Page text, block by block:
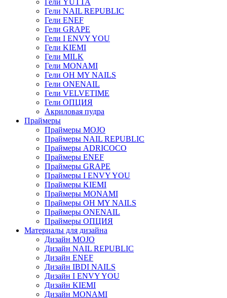
Гели YUTTA
Гели NAIL REPUBLIC
Гели ENEF
Гели GRAPE
Гели I ENVY YOU
Гели KIEMI
Гели MILK
Гели MONAMI
Гели OH MY NAILS
Гели ONENAIL
Гели VELVETIME
Гели ОПЦИЯ
Акриловая пудра
Праймеры
Праймеры MOJO
Праймеры NAIL REPUBLIC
Праймеры ADRICOCO
Праймеры ENEF
Праймеры GRAPE
Праймеры I ENVY YOU
Праймеры KIEMI
Праймеры MONAMI
Праймеры OH MY NAILS
Праймеры ONENAIL
Праймеры ОПЦИЯ
Материалы для дизайна
Дизайн MOJO
Дизайн NAIL REPUBLIC
Дизайн ENEF
Дизайн IBDI NAILS
Дизайн I ENVY YOU
Дизайн KIEMI
Дизайн MONAMI